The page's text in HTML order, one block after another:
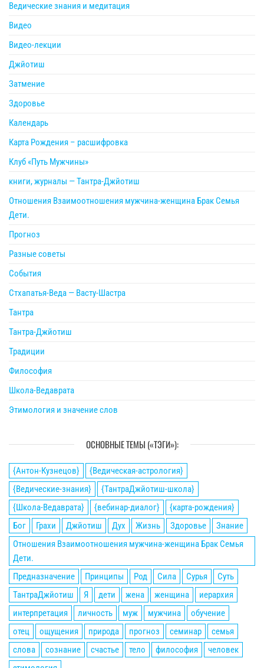
Ведические знания и медитация
Видео
Видео-лекции
Джйотиш
Затмение
Здоровье
Календарь
Карта Рождения – расшифровка
Клуб «Путь Мужчины»
книги, журналы — Тантра-Джйотиш
Отношения Взаимоотношения мужчина-женщина Брак Семья
Дети.
Прогноз
Разные советы
События
Стхапатья-Веда — Васту-Шастра
Тантра
Тантра-Джйотиш
Традиции
Философия
Школа-Ведаврата
Этимология и значение слов
ОСНОВНЫЕ ТЕМЫ («ТЭГИ»):
{Антон-Кузнецов}
{Ведическая-астрология}
{Ведические-знания}
{ТантраДжйотиш-школа}
{Школа-Ведаврата}
{вебинар-диалог}
{карта-рождения}
Бог
Грахи Джйотиш Дух Жизнь Здоровье
Знание
Отношения Взаимоотношения мужчина-женщина Брак Семья
Дети.
Предназначение
Принципы Род Сила Сурья
Суть
ТантраДжйотиш
Я дети жена женщина
иерархия
интерпретация
личность муж мужчина
обучение
отец
ощущения природа прогноз семинар
семья
слова
сознание счастье тело философия
человек